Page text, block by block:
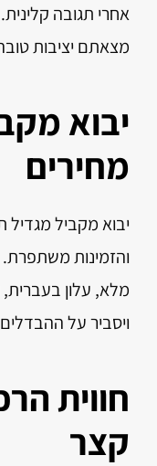
אחרי תגובה
מצאתם יציבות
יבוא
מחירים
יבוא מקביל מגדיל
והזמינות משתפרת.
מלא, עלון בעברית,
ויסביר על
חווית
קצר